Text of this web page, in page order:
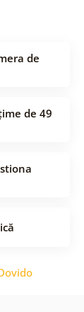
de
de 49